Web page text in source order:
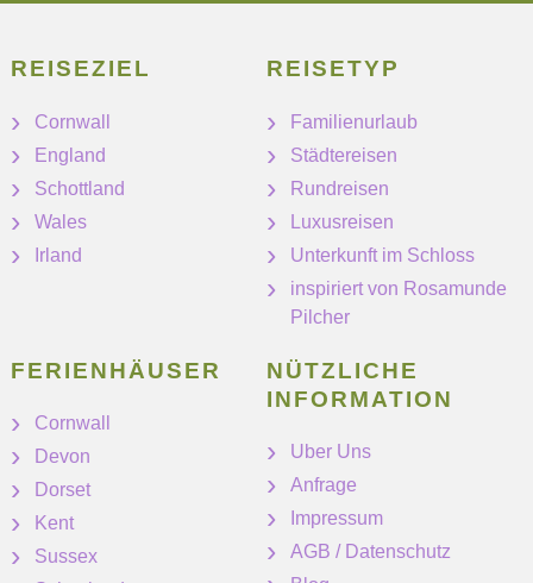
REISEZIEL
Cornwall
England
Schottland
Wales
Irland
REISETYP
Familienurlaub
Städtereisen
Rundreisen
Luxusreisen
Unterkunft im Schloss
inspiriert von Rosamunde
Pilcher
FERIENHÄUSER
Cornwall
Devon
Dorset
Kent
Sussex
NÜTZLICHE
INFORMATION
Uber Uns
Anfrage
Impressum
AGB / Datenschutz